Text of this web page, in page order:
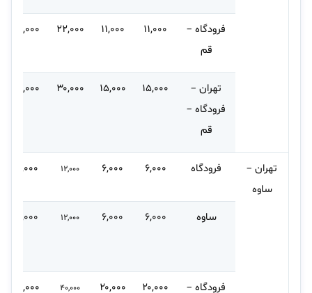
فرودگاه –
قم
۱۱,۰۰۰ ۱۱,۰۰۰ ۲۲,۰۰۰ ۲۲,۰۰۰
تهران –
فرودگاه –
قم
۱۵,۰۰۰ ۱۵,۰۰۰ ۳۰,۰۰۰ ۳۰,۰۰۰
تهران –
ساوه
فرودگاه ۶,۰۰۰ ۶,۰۰۰ ۱۲,۰۰۰ ۱۲,۰۰۰
ساوه ۶,۰۰۰ ۶,۰۰۰ ۱۲,۰۰۰ ۱۲,۰۰۰
فرودگاه –
۲۰,۰۰۰ ۲۰,۰۰۰ ۴۰,۰۰۰ ۴۰,۰۰۰